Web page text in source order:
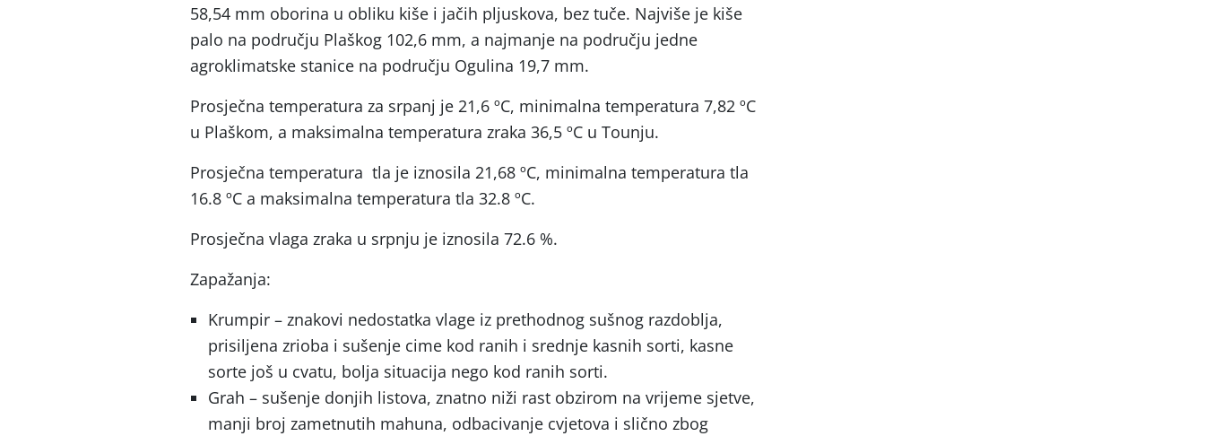
58,54 mm oborina u obliku kiše i jačih pljuskova, bez tuče. Najviše je kiše
palo na području Plaškog 102,6 mm, a najmanje na području jedne
agroklimatske stanice na području Ogulina 19,7 mm.
Prosječna temperatura za srpanj je 21,6 ºC, minimalna temperatura 7,82 ºC
u Plaškom, a maksimalna temperatura zraka 36,5 ºC u Tounju.
Prosječna temperatura tla je iznosila 21,68 ºC, minimalna temperatura tla
16.8 ºC a maksimalna temperatura tla 32.8 ºC.
Prosječna vlaga zraka u srpnju je iznosila 72.6 %.
Zapažanja:
Krumpir – znakovi nedostatka vlage iz prethodnog sušnog razdoblja,
prisiljena zrioba i sušenje cime kod ranih i srednje kasnih sorti, kasne
sorte još u cvatu, bolja situacija nego kod ranih sorti.
Grah – sušenje donjih listova, znatno niži rast obzirom na vrijeme sjetve,
manji broj zametnutih mahuna, odbacivanje cvjetova i slično zbog